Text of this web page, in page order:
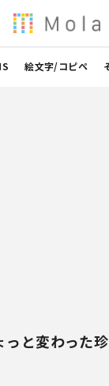
絵文字/コピペ
っと変わった